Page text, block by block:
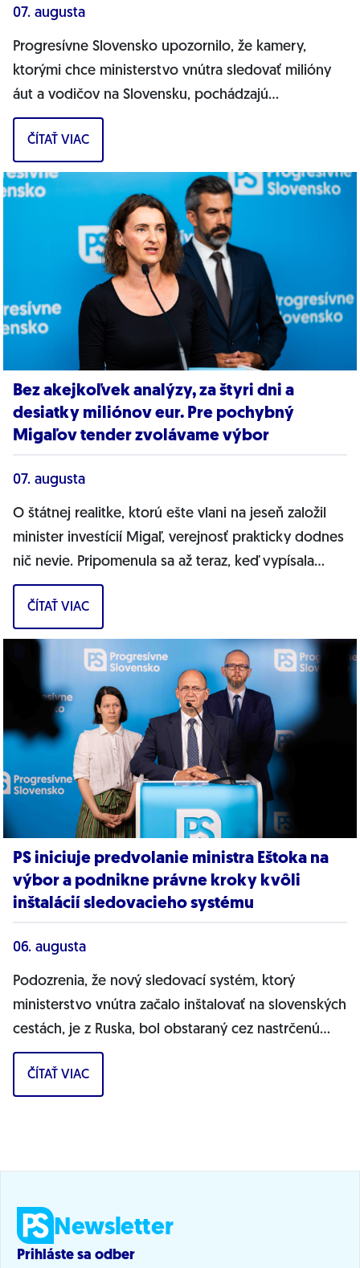
07. augusta
Progresívne Slovensko upozornilo, že kamery,
ktorými chce ministerstvo vnútra sledovať milióny
áut a vodičov na Slovensku, pochádzajú
pravdepodobne z Ruska. Dnes hnutie prinieslo
dôkazy,...
ČÍTAŤ VIAC
Bez akejkoľvek analýzy, za štyri dni a
desiatky miliónov eur. Pre pochybný
Migaľov tender zvolávame výbor
07. augusta
O štátnej realitke, ktorú ešte vlani na jeseň založil
minister investícií Migaľ, verejnosť prakticky dodnes
nič nevie. Pripomenula sa až teraz, keď vypísala
bizarnú výzvu na nákup...
ČÍTAŤ VIAC
PS iniciuje predvolanie ministra Eštoka na
výbor a podnikne právne kroky kvôli
inštalácií sledovacieho systému
06. augusta
Podozrenia, že nový sledovací systém, ktorý
ministerstvo vnútra začalo inštalovať na slovenských
cestách, je z Ruska, bol obstaraný cez nastrčenú
firmu a môže ohrozovať bezpečnosť...
ČÍTAŤ VIAC
Newsletter
Prihláste sa odber